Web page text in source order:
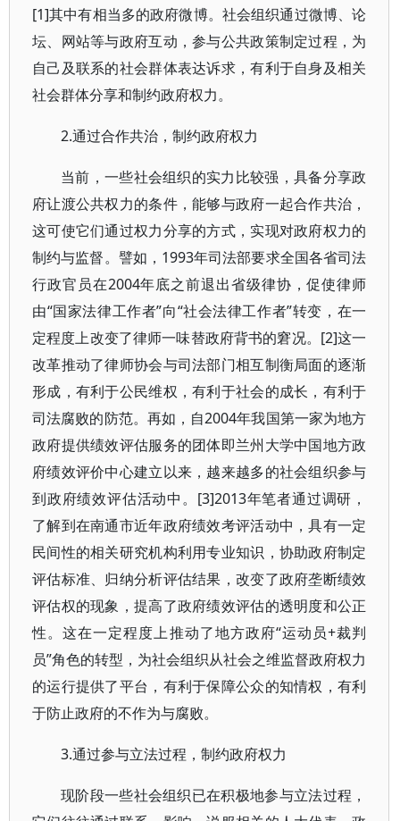
[1]其中有相当多的政府微博。社会组织通过微博、论
坛、网站等与政府互动，参与公共政策制定过程，为
自己及联系的社会群体表达诉求，有利于自身及相关
社会群体分享和制约政府权力。
2.通过合作共治，制约政府权力
当前，一些社会组织的实力比较强，具备分享政
府让渡公共权力的条件，能够与政府一起合作共治，
这可使它们通过权力分享的方式，实现对政府权力的
制约与监督。譬如，1993年司法部要求全国各省司法
行政官员在2004年底之前退出省级律协，促使律师
由“国家法律工作者”向“社会法律工作者”转变，在一
定程度上改变了律师一味替政府背书的窘况。[2]这一
改革推动了律师协会与司法部门相互制衡局面的逐渐
形成，有利于公民维权，有利于社会的成长，有利于
司法腐败的防范。再如，自2004年我国第一家为地方
政府提供绩效评估服务的团体即兰州大学中国地方政
府绩效评价中心建立以来，越来越多的社会组织参与
到政府绩效评估活动中。[3]2013年笔者通过调研，
了解到在南通市近年政府绩效考评活动中，具有一定
民间性的相关研究机构利用专业知识，协助政府制定
评估标准、归纳分析评估结果，改变了政府垄断绩效
评估权的现象，提高了政府绩效评估的透明度和公正
性。这在一定程度上推动了地方政府“运动员+裁判
员”角色的转型，为社会组织从社会之维监督政府权力
的运行提供了平台，有利于保障公众的知情权，有利
于防止政府的不作为与腐败。
3.通过参与立法过程，制约政府权力
现阶段一些社会组织已在积极地参与立法过程，